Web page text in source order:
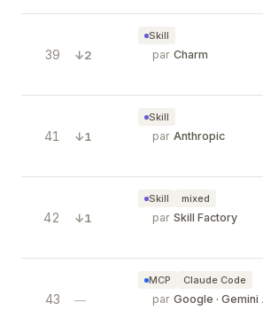
39 ↓2
Skill
Bubble Tea —
Bubble Tea is a
par Charm
41 ↓1
Skill
Ralph Wiggum —
Official Anthropic
par Anthropic
42 ↓1
Skill mixed
Ollama Model
Curated guide to the
par Skill Factory
43 —
MCP Claude Code
Google Stitch
Connect Claude
par Google · Gemini Team